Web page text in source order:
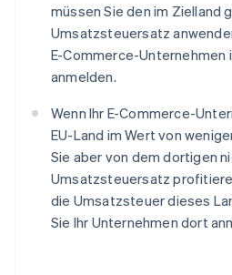
müssen Sie den im Zielland
Umsatzsteuersatz
E-Commerce-Unternehmen
anmelden.
Wenn Ihr E-Commerce-
EU-Land im Wert von
Sie aber von dem dortigen
Umsatzsteuersatz
die Umsatzsteuer dieses
Sie Ihr Unternehmen dort